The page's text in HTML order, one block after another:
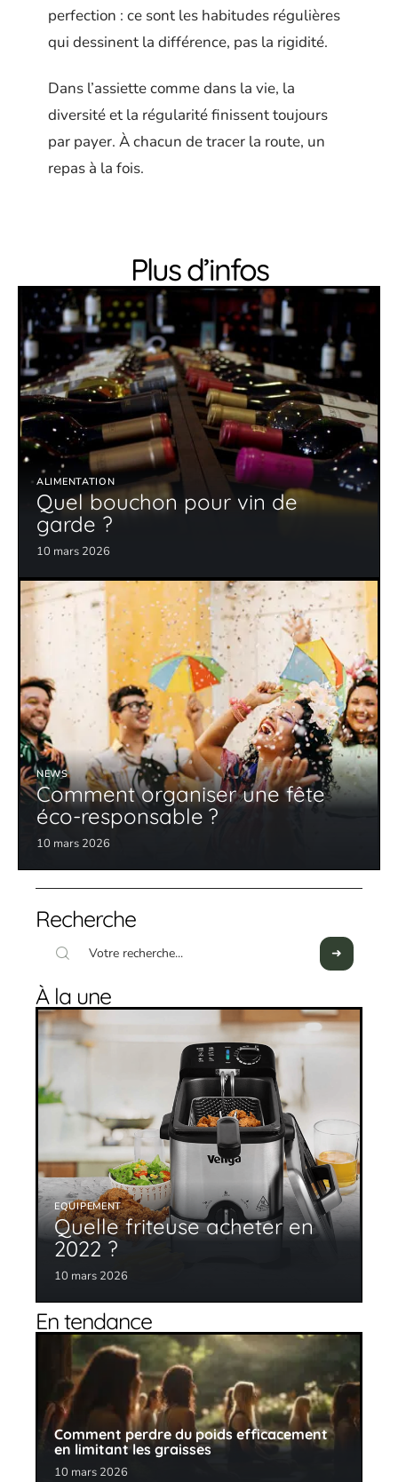
perfection : ce sont les habitudes régulières
qui dessinent la différence, pas la rigidité.
Dans l’assiette comme dans la vie, la
diversité et la régularité finissent toujours
par payer. À chacun de tracer la route, un
repas à la fois.
Plus d’infos
ALIMENTATION
Quel bouchon pour vin de
garde ?
10 mars 2026
NEWS
Comment organiser une fête
éco-responsable ?
10 mars 2026
Recherche
À la une
EQUIPEMENT
Quelle friteuse acheter en
2022 ?
10 mars 2026
En tendance
Comment perdre du poids efficacement
en limitant les graisses
10 mars 2026